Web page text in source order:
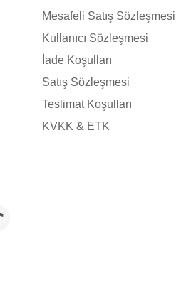
Mesafeli Satış Sözleşmesi
Kullanıcı Sözleşmesi
İade Koşulları
Satış Sözleşmesi
Teslimat Koşulları
KVKK & ETK